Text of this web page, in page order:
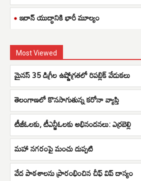
ఇరాన్ యుద్ధానికి భారీ మూల్యం
Most Viewed
మైనస్ 35 డిగ్రీల ఉష్ణోగ్రతలో రిపబ్లిక్ వేడుకలు
తెలంగాణలో కొనసాగుతున్న కరోనా వ్యాప్తి
టీజీఓలకు, టీఎన్జీఓలకు అభినందనలు: ఎర్రబెల్లి
మహా నగరంపై మంచు దుప్పటి
వేద పాఠశాలను ప్రారంభించిన చీఫ్ విప్ దాస్యం